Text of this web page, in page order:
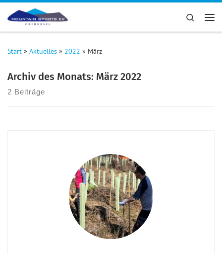
Zum Inhalt springen Search
Start » Aktuelles » 2022 » März
Archiv des Monats: März 2022
2 Beiträge